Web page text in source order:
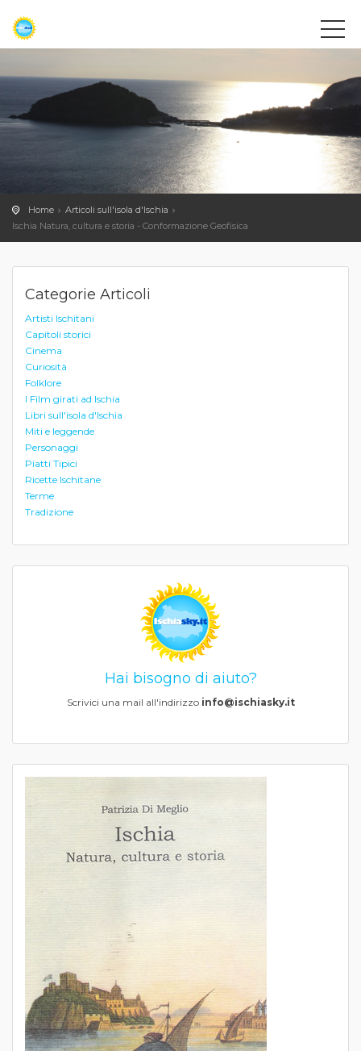
Home
Articoli sull'isola d'Ischia
Ischia Natura, cultura e storia - Conformazione Geofisica
Categorie Articoli
Artisti Ischitani
Capitoli storici
Cinema
Curiosità
Folklore
I Film girati ad Ischia
Libri sull'isola d'Ischia
Miti e leggende
Personaggi
Piatti Tipici
Ricette Ischitane
Terme
Tradizione
Hai bisogno di aiuto?
Scrivici una mail all'indirizzo info@ischiasky.it